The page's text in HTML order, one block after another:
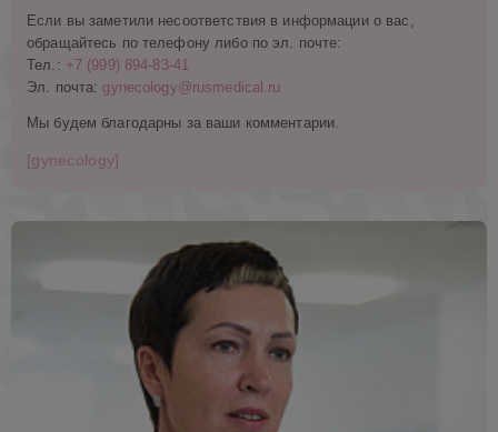
Если вы заметили несоответствия в информации о вас,
обращайтесь по телефону либо по эл. почте:
Тел.: +7 (999) 894-83-41
Эл. почта: gynecology@rusmedical.ru
Мы будем благодарны за ваши комментарии.
[gynecology]